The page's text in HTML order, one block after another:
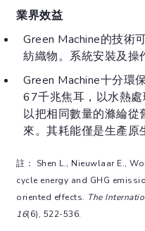
業界效益
Green Machine的技術
紡織物。系統安裝及操
Green Machine十分環
67千兆焦耳，以水熱
以把相同數量的滌綸從
來。其耗能僅是生產原
註： Shen L., Nieuwlaar E.,
cycle energy and GHG
oriented effects. The
16(6), 522-536.